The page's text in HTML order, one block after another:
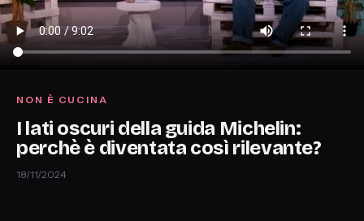
NON È CUCINA
I lati oscuri della guida Michelin:
perchè è diventata così rilevante?
18/11/2024